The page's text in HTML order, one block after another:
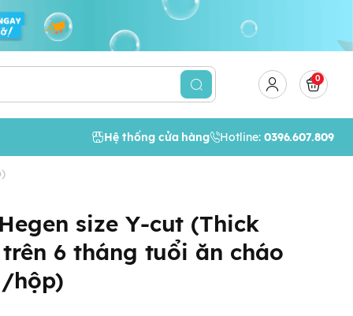
0
Hệ thống cửa hàng Hotline: 0396.607.809
size Y-cut (Thick
6 tháng tuổi ăn cháo
hộp)